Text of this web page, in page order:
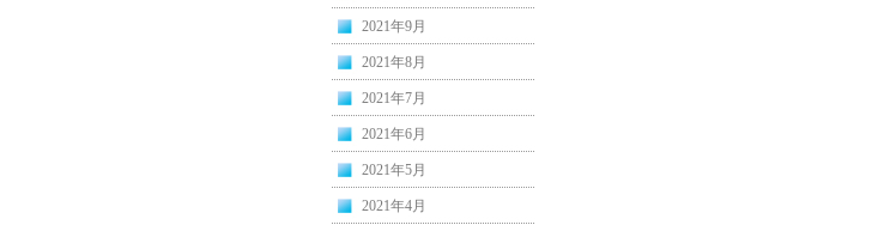
2021年9月
2021年8月
2021年7月
2021年6月
2021年5月
2021年4月